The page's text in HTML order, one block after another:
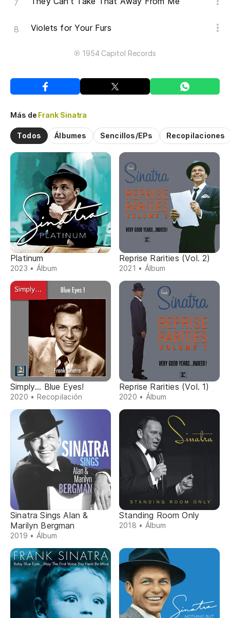
Violets for Your Furs
℗ 1954 Capitol Records
Más de Frank Sinatra
Todos Álbumes Sencillos/EPs Recopilaciones
Platinum
2023 • Álbum
Reprise Rarities (Vol. 2)
2021 • Álbum
Simply... Blue Eyes!
2020 • Recopilación
Reprise Rarities (Vol. 1)
2020 • Álbum
Sinatra Sings Alan &
Marilyn Bergman
2019 • Álbum
Standing Room Only
2018 • Álbum